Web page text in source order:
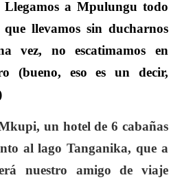
a Mpulungu todo
llevamos sin ducharnos
vez, no escatimamos en
(bueno, eso es un decir,
un hotel de 6 cabañas
al lago Tanganika, que a
nuestro amigo de viaje